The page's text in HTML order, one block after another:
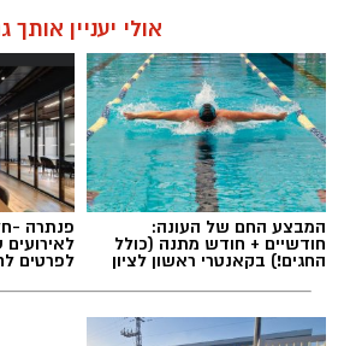
אולי יעניין אותך
המבצע החם של העונה:
חודשיים + חודש מתנה (כולל
החגים!) בקאנטרי ראשון לציון
פנתרה -
לאירועים
לפרטים